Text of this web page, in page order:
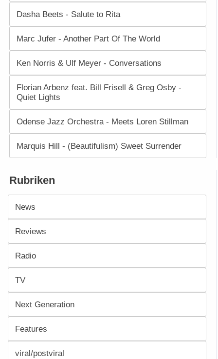
Dasha Beets - Salute to Rita
Marc Jufer - Another Part Of The World
Ken Norris & Ulf Meyer - Conversations
Florian Arbenz feat. Bill Frisell & Greg Osby -
Quiet Lights
Odense Jazz Orchestra - Meets Loren Stillman
Marquis Hill - (Beautifulism) Sweet Surrender
Rubriken
News
Reviews
Radio
TV
Next Generation
Features
viral/postviral